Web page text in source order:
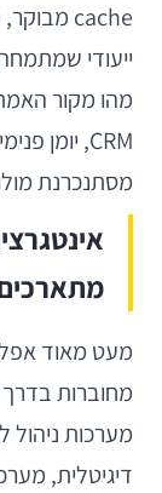
מהו מקור
מסתנכרנת
מעט מאוד
דיגיטלית,